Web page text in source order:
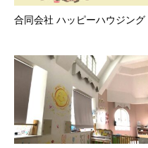
合同会社 ハッピーハウジング